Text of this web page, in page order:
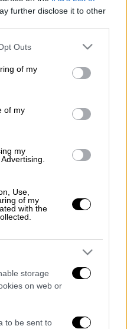
further disclose it to other
uses one or more Google
You may click to
its third-party tags to
purposes in below Google
Outs
of my
of my
my
Use,
of my
with the
storage
on web or
to be sent to
στη Google
του Τζόκερ
και οι νικητές της
από
σημερινή κλήρωση
20, 22, 45, 2,
γειτονιά που κάποτε τους
όλη η ζωή μπροστά μου»
λεωφορεία: Δρομολόγια
και προειδοποιήσεις